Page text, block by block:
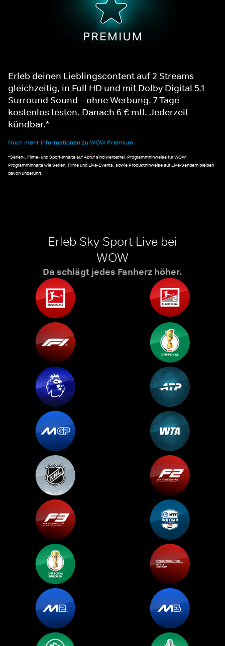
Erleb deinen Lieblingscontent auf 2 Streams
gleichzeitig, in Full HD und mit Dolby Digital 5.1
Surround Sound – ohne Werbung. 7 Tage
kostenlos testen. Danach 6 € mtl. Jederzeit
kündbar.*
Noch mehr Informationen zu WOW Premium
*Serien-, Filme- und Sport-Inhalte auf Abruf sind werbefrei. Programmhinweise für WOW
Programminhalte wie Serien, Filme und Live-Events, sowie Produkthinweise auf Live-Sendern bleiben
davon unberührt.
Erleb Sky Sport Live bei
WOW
Da schlägt jedes Fanherz höher.